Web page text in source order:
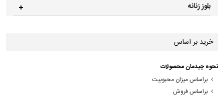
بلوز زنانه
خرید بر اساس
نحوه چیدمان محصولات
براساس میزان محبوبیت
براساس فروش